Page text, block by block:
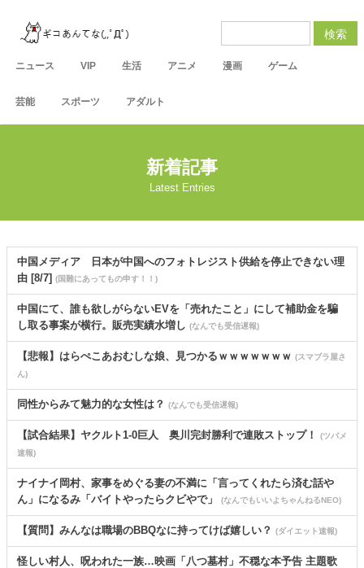
ニュース VIP 生活 アニメ 漫画 ゲーム
芸能 スポーツ アダルト
検索
新着記事
Latest Entries
中国メディア 日本が中国へのフォトレジスト供給を停止できない理
由 [8/7] (国難にあってもの申す！！)
中国にて、誰も欲しがらないEVを「売れたこと」にして補助金を騙
し取る事案が横行。販売実績水増し (なんでも受信遅報)
【悲報】はらぺこあおむしな娘、見つかるｗｗｗｗｗｗｗ (スマブラ屋さ
ん)
同性からみて魅力的な女性は？ (なんでも受信遅報)
【試合結果】ヤクルト1-0巨人 奥川完封勝利で連敗ストップ！
(ツバメ
速報)
ナイナイ岡村、家事をめぐる妻の不満に「言ってくれたら済む話や
ん」になるみ「バイトやったらクビやで」
(なんでもいいよちゃんねるNEO)
【質問】みんなは職場のBBQなに持ってけば嬉しい？ (ダイエット速報)
怪しい村人、呪われた一族…映画「八つ墓村」不穏な本予告 主題歌